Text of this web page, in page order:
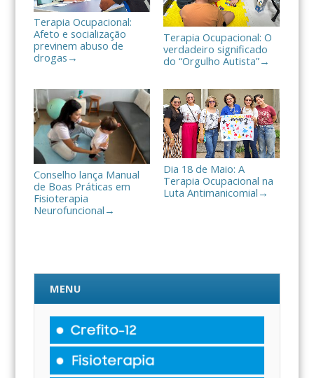
Terapia Ocupacional:
Afeto e socialização
previnem abuso de
drogas →
Terapia Ocupacional: O
verdadeiro significado
do “Orgulho Autista”→
Conselho lança Manual
de Boas Práticas em
Fisioterapia
Neurofuncional →
Dia 18 de Maio: A
Terapia Ocupacional na
Luta Antimanicomial →
MENU